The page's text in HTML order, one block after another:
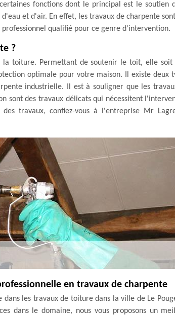
fonctions dont le principal est le soutien
et d'air. En effet, les travaux de charpente
qualifié pour ce genre d'intervention.
?
la toiture. Permettant de soutenir le toit, elle soit
optimale pour votre maison. Il existe deux
industrielle. Il est à souligner que les
sont des travaux délicats qui nécessitent
travaux, confiez-vous à l'entreprise Mr
en travaux de charpente
les travaux de toiture dans la ville de Le
dans le domaine, nous vous proposons un